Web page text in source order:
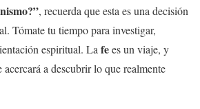
?”, recuerda que esta es una decisión
Tómate tu tiempo para investigar,
espiritual. La fees un viaje, y
acercará a descubrir lo que realmente